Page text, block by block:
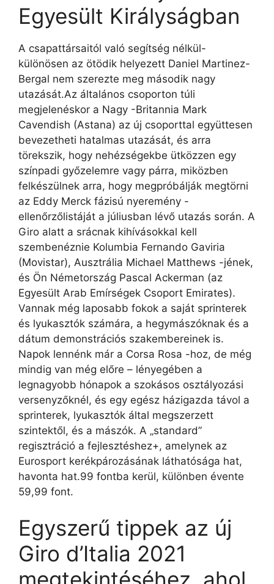
Egyesült Királyságban
A csapattársaitól való segítség nélkül-
különösen az ötödik helyezett Daniel Martinez-
Bergal nem szerezte meg második nagy
utazását.Az általános csoporton túli
megjelenéskor a Nagy -Britannia Mark
Cavendish (Astana) az új csoporttal együttesen
bevezetheti hatalmas utazását, és arra
törekszik, hogy nehézségekbe ütközzen egy
színpadi győzelemre vagy párra, miközben
felkészülnek arra, hogy megpróbálják megtörni
az Eddy Merck fázisú nyeremény -
ellenőrzőlistáját a júliusban lévő utazás során. A
Giro alatt a srácnak kihívásokkal kell
szembenéznie Kolumbia Fernando Gaviria
(Movistar), Ausztrália Michael Matthews -jének,
és Ön Németország Pascal Ackerman (az
Egyesült Arab Emírségek Csoport Emirates).
Vannak még laposabb fokok a saját sprinterek
és lyukasztók számára, a hegymászóknak és a
dátum demonstrációs szakembereinek is.
Napok lennénk már a Corsa Rosa -hoz, de még
mindig van még előre – lényegében a
legnagyobb hónapok a szokásos osztályozási
versenyzőknél, és egy egész házigazda távol a
sprinterek, lyukasztók által megszerzett
szintektől, és a mászók. A „standard”
regisztráció a fejlesztéshez+, amelynek az
Eurosport kerékpározásának láthatósága hat,
havonta hat.99 fontba kerül, különben évente
59,99 font.
Egyszerű tippek az új
Giro d’Italia 2021